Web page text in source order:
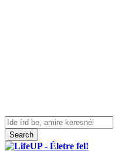
Search
Close